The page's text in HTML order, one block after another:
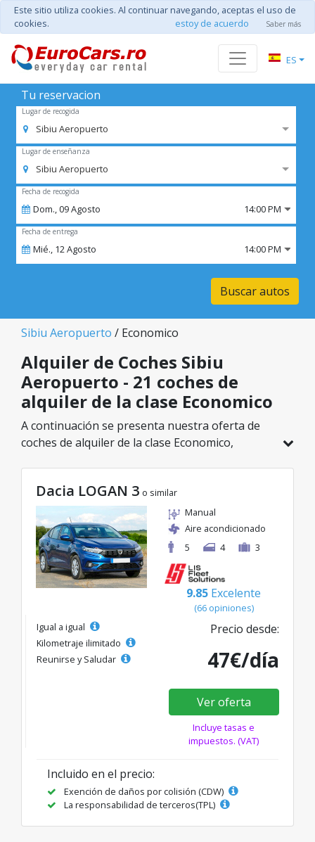
Este sitio utiliza cookies. Al continuar navegando, aceptas el uso de
cookies.
estoy de acuerdo Saber más
ES
Tu reservacion
Lugar de recogida
Sibiu Aeropuerto
Lugar de enseñanza
Sibiu Aeropuerto
Fecha de recogida
Dom.,09Agosto 14:00 PM
Fecha de entrega
Mié., 12Agosto 14:00 PM
Buscar autos
Sibiu Aeropuerto / Economico
Alquiler de Coches Sibiu
Aeropuerto - 21 coches de
alquiler de la clase Economico
A continuación se presenta nuestra oferta de
coches de alquiler de la clase Economico,
modelo ideal de la categoría seleccionada, con
tarifas excelentes desde solo 15€/día.
Dacia LOGAN 3 o similar
Manual
Aire acondicionado
5
4 3
9.85 Excelente
(66 opiniones)
Igual a igual
Kilometraje ilimitado
Reunirse y Saludar
Precio desde:
47€/día
Ver oferta
Incluye tasas e
impuestos. (VAT)
Incluido en el precio:
Exención de daños por colisión (CDW)
La responsabilidad de terceros(TPL)